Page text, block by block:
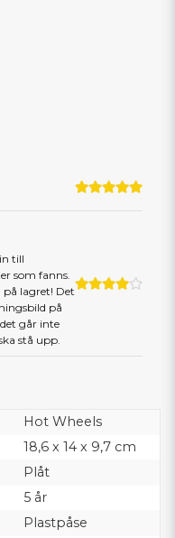
till
som fanns.
lagret! Det
på
går inte
stå upp.
Hot Wheels
18,6 x 14 x 9,7 cm
Plåt
5 år
Plastpåse